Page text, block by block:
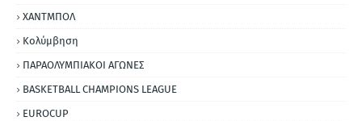
ΧΑΝΤΜΠΟΛ
Κολύμβηση
ΠΑΡΑΟΛΥΜΠΙΑΚΟΙ ΑΓΩΝΕΣ
BASKETBALL CHAMPIONS LEAGUE
EUROCUP